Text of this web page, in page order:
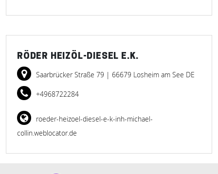
RÖDER HEIZÖL-DIESEL E.K.
Saarbrücker Straße 79 | 66679 Losheim am See DE
+4968722284
roeder-heizoel-diesel-e-k-inh-michael-
collin.weblocator.de